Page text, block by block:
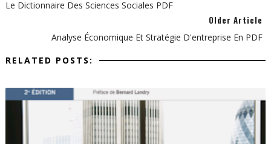
Le Dictionnaire Des Sciences Sociales PDF
Older Article
Analyse Économique Et Stratégie D'entreprise En PDF
RELATED POSTS: